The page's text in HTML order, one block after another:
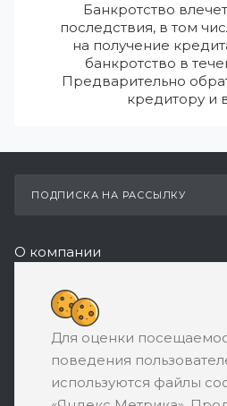
Банкротство
последствия, в том
на получение
банкротство в
Предварительно
кредитору и
ПОДПИСКА НА РАССЫЛКУ
О компании
Реквизиты
8 (800) 550-08-77
ЗАКАЗАТЬ ЗВОНОК
Для оценки
поведения
используются файлы